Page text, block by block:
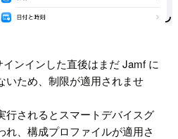
ンインした直後はまだ Jamf に
いため、制限が適用されませ
行されるとスマートデバイスグ
れ、構成プロファイルが適用さ